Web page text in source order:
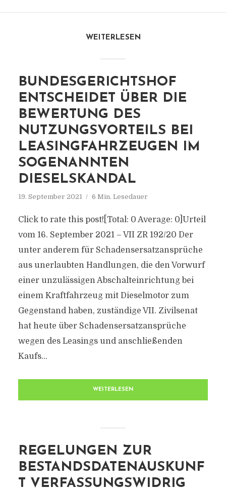
WEITERLESEN
BUNDESGERICHTSHOF
ENTSCHEIDET ÜBER DIE
BEWERTUNG DES
NUTZUNGSVORTEILS BEI
LEASINGFAHRZEUGEN IM
SOGENANNTEN
DIESELSKANDAL
19. September 2021 6 Min. Lesedauer
Click to rate this post![Total: 0 Average: 0]Urteil
vom 16. September 2021 – VII ZR 192/20 Der
unter anderem für Schadensersatzansprüche
aus unerlaubten Handlungen, die den Vorwurf
einer unzulässigen Abschalteinrichtung bei
einem Kraftfahrzeug mit Dieselmotor zum
Gegenstand haben, zuständige VII. Zivilsenat
hat heute über Schadensersatzansprüche
wegen des Leasings und anschließenden
Kaufs...
WEITERLESEN
REGELUNGEN ZUR
BESTANDSDATENAUSKUNF
T VERFASSUNGSWIDRIG